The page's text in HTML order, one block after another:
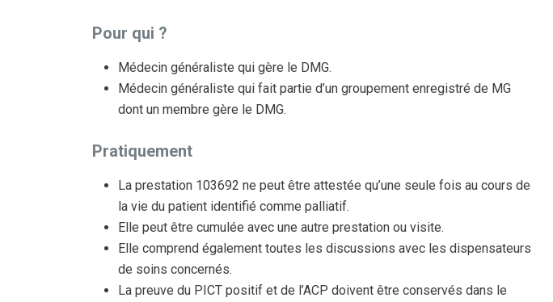
Pour qui ?
Médecin généraliste qui gère le DMG.
Médecin généraliste qui fait partie d’un groupement enregistré de MG
dont un membre gère le DMG.
Pratiquement
La prestation 103692 ne peut être attestée qu’une seule fois au cours de
la vie du patient identifié comme palliatif.
Elle peut être cumulée avec une autre prestation ou visite.
Elle comprend également toutes les discussions avec les dispensateurs
de soins concernés.
La preuve du PICT positif et de l’ACP doivent être conservés dans le